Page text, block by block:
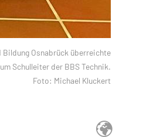
Bildung Osnabrück überreichte
Schulleiter der BBS Technik.
Foto: Michael Kluckert